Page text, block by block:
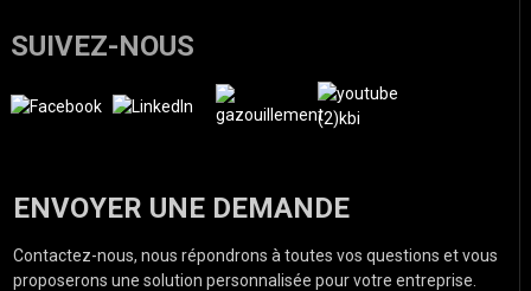
SUIVEZ-NOUS
ENVOYER UNE DEMANDE
Contactez-nous, nous répondrons à toutes vos questions et vous
proposerons une solution personnalisée pour votre entreprise.